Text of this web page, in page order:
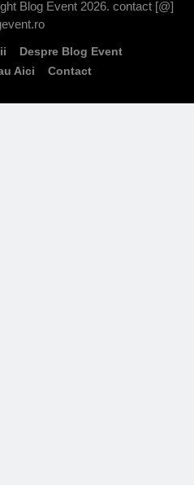
Blog Event 2026. contact [@]
Despre Blog Event
Aici
Contact